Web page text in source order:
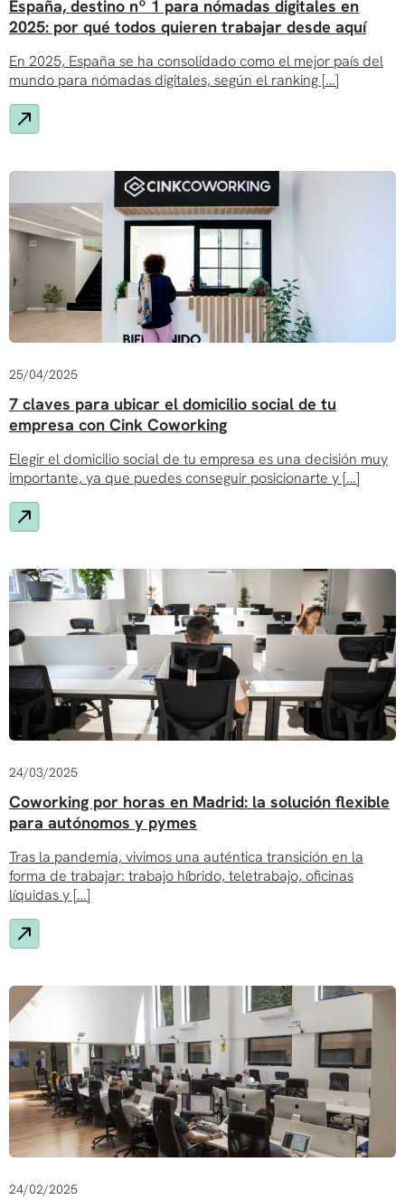
España, destino nº 1 para nómadas digitales en
2025: por qué todos quieren trabajar desde aquí
En 2025, España se ha consolidado como el mejor país del
mundo para nómadas digitales, según el ranking […]
25/04/2025
7 claves para ubicar el domicilio social de tu
empresa con Cink Coworking
Elegir el domicilio social de tu empresa es una decisión muy
importante, ya que puedes conseguir posicionarte y […]
24/03/2025
Coworking por horas en Madrid: la solución flexible
para autónomos y pymes
Tras la pandemia, vivimos una auténtica transición en la
forma de trabajar: trabajo híbrido, teletrabajo, oficinas
líquidas y […]
24/02/2025